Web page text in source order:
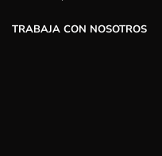
TRABAJA CON NOSOTROS